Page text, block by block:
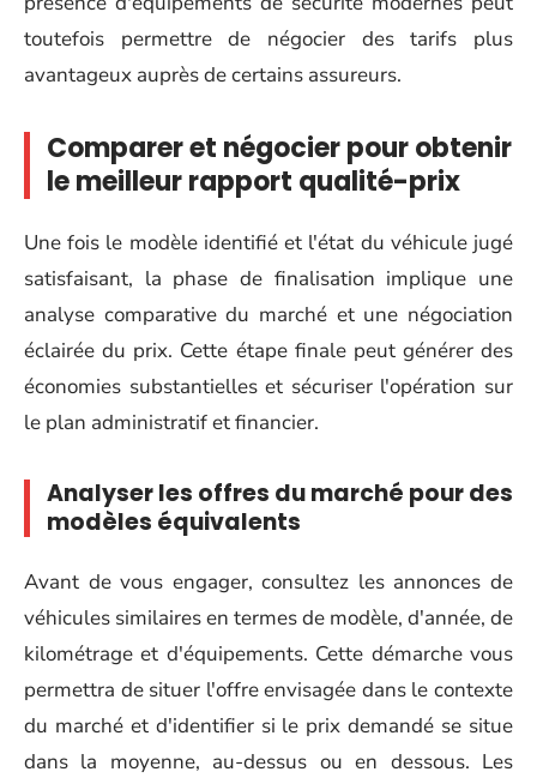
toutefois permettre de négocier des tarifs plus
avantageux auprès de certains assureurs.
Comparer et négocier pour obtenir
le meilleur rapport qualité-prix
Une fois le modèle identifié et l'état du véhicule jugé
satisfaisant, la phase de finalisation implique une
analyse comparative du marché et une négociation
éclairée du prix. Cette étape finale peut générer des
économies substantielles et sécuriser l'opération sur
le plan administratif et financier.
Analyser les offres du marché pour des
modèles équivalents
Avant de vous engager, consultez les annonces de
véhicules similaires en termes de modèle, d'année, de
kilométrage et d'équipements. Cette démarche vous
permettra de situer l'offre envisagée dans le contexte
du marché et d'identifier si le prix demandé se situe
dans la moyenne, au-dessus ou en dessous. Les